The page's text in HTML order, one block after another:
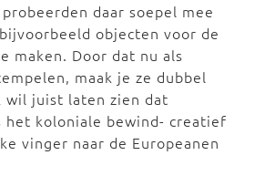
daar soepel mee
objecten voor de
maken. Door dat nu als
maak je ze dubbel
juist laten zien dat
het koloniale bewind- creatief
vinger naar de Europeanen